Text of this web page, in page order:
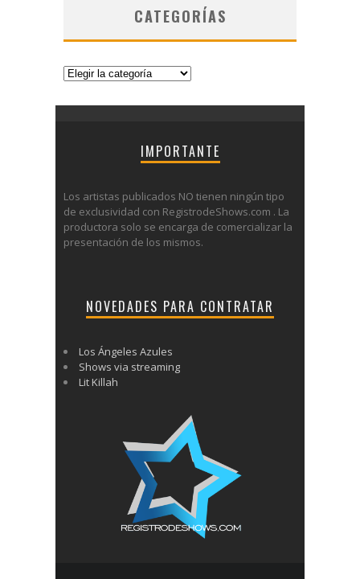
CATEGORÍAS
Categorías
IMPORTANTE
Los artistas publicados NO tienen ningún tipo
de exclusividad con RegistrodeShows.com . La
productora solo se encarga de comercializar la
presentación de los mismos.
NOVEDADES PARA CONTRATAR
Los Ángeles Azules
Shows via streaming
Lit Killah